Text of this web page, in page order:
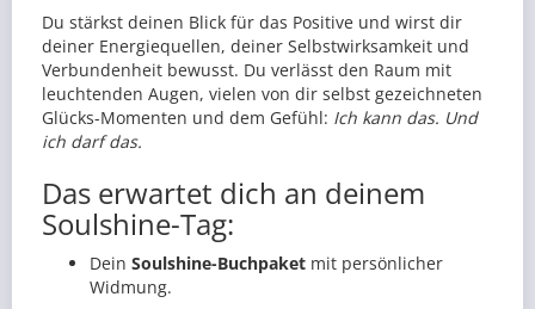
Du stärkst deinen Blick für das Positive und wirst dir
deiner Energiequellen, deiner Selbstwirksamkeit und
Verbundenheit bewusst. Du verlässt den Raum mit
leuchtenden Augen, vielen von dir selbst gezeichneten
Glücks-Momenten und dem Gefühl: Ich kann das. Und
ich darf das.
Das erwartet dich an deinem
Soulshine-Tag:
Dein Soulshine-Buchpaket mit persönlicher
Widmung.